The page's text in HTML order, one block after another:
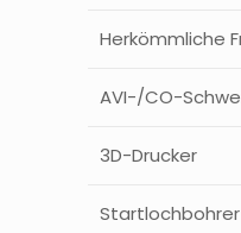
Herkömmliche
AVI-/CO-
3D-Drucker